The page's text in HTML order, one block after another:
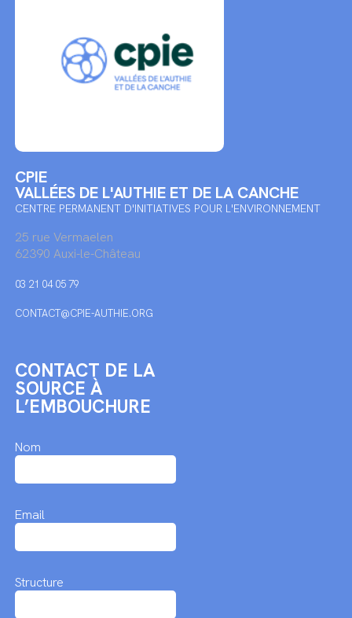
CPIE
VALLÉES DE L'AUTHIE ET DE LA CANCHE
CENTRE PERMANENT D'INITIATIVES POUR L'ENVIRONNEMENT
25 rue Vermaelen
62390 Auxi-le-Château
03 21 04 05 79
CONTACT@CPIE-AUTHIE.ORG
CONTACT DE LA
SOURCE À
L’EMBOUCHURE
Nom
Email
Structure